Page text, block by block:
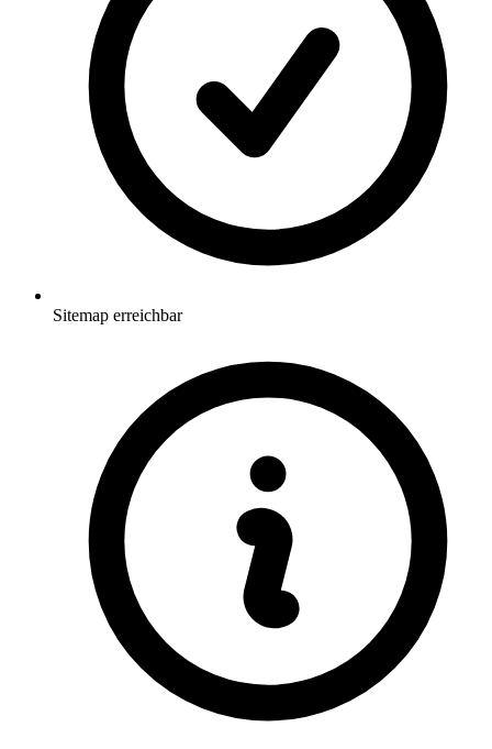
Sitemap erreichbar